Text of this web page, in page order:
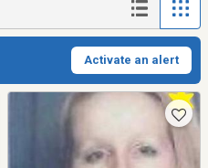
Activate an alert